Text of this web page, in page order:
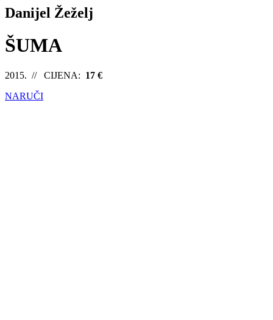
Danijel Žeželj
ŠUMA
2015. // CIJENA: 17 €
NARUČI